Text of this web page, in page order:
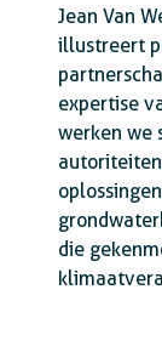
Jean Van
illustreert
expertise
werken we
die